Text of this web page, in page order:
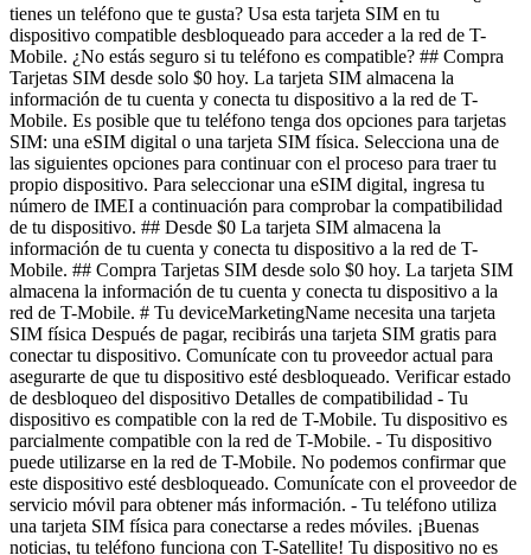
tienes un teléfono que te gusta? Usa esta tarjeta SIM en tu
dispositivo compatible desbloqueado para acceder a la red de T-
Mobile. ¿No estás seguro si tu teléfono es compatible? ## Compra
Tarjetas SIM desde solo $0 hoy. La tarjeta SIM almacena la
información de tu cuenta y conecta tu dispositivo a la red de T-
Mobile. Es posible que tu teléfono tenga dos opciones para tarjetas
SIM: una eSIM digital o una tarjeta SIM física. Selecciona una de
las siguientes opciones para continuar con el proceso para traer tu
propio dispositivo. Para seleccionar una eSIM digital, ingresa tu
número de IMEI a continuación para comprobar la compatibilidad
de tu dispositivo. ## Desde $0 La tarjeta SIM almacena la
información de tu cuenta y conecta tu dispositivo a la red de T-
Mobile. ## Compra Tarjetas SIM desde solo $0 hoy. La tarjeta SIM
almacena la información de tu cuenta y conecta tu dispositivo a la
red de T-Mobile. # Tu deviceMarketingName necesita una tarjeta
SIM física Después de pagar, recibirás una tarjeta SIM gratis para
conectar tu dispositivo. Comunícate con tu proveedor actual para
asegurarte de que tu dispositivo esté desbloqueado. Verificar estado
de desbloqueo del dispositivo Detalles de compatibilidad - Tu
dispositivo es compatible con la red de T-Mobile. Tu dispositivo es
parcialmente compatible con la red de T-Mobile. - Tu dispositivo
puede utilizarse en la red de T-Mobile. No podemos confirmar que
este dispositivo esté desbloqueado. Comunícate con el proveedor de
servicio móvil para obtener más información. - Tu teléfono utiliza
una tarjeta SIM física para conectarse a redes móviles. ¡Buenas
noticias, tu teléfono funciona con T-Satellite! Tu dispositivo no es